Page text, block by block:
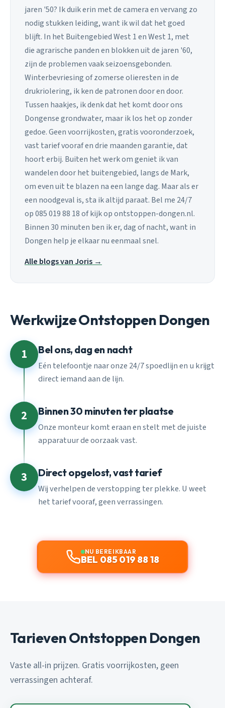
jaren '50? Ik duik erin met de camera en vervang zo
nodig stukken leiding, want ik wil dat het goed
blijft. In het Buitengebied West 1 en West 1, met
die agrarische panden en blokken uit de jaren '60,
zijn de problemen vaak seizoensgebonden.
Winterbevriesing of zomerse olieresten in de
drukriolering, ik ken de patronen door en door.
Tussen haakjes, ik denk dat het komt door ons
Dongense grondwater, maar ik los het op zonder
gedoe. Geen voorrijkosten, gratis vooronderzoek,
vast tarief vooraf en drie maanden garantie, dat
hoort erbij. Buiten het werk om geniet ik van
wandelen door het buitengebied, langs de Mark,
om even uit te blazen na een lange dag. Maar als er
een noodgeval is, sta ik altijd paraat. Bel me 24/7
op 085 019 88 18 of kijk op ontstoppen-dongen.nl.
Binnen 30 minuten ben ik er, dag of nacht, want in
Dongen help je elkaar nu eenmaal snel.
Alle blogs van Joris →
Werkwijze Ontstoppen Dongen
1 Bel ons, dag en nacht
Eén telefoontje naar onze 24/7 spoedlijn en u krijgt
direct iemand aan de lijn.
2 Binnen 30 minuten ter plaatse
Onze monteur komt eraan en stelt met de juiste
apparatuur de oorzaak vast.
3 Direct opgelost, vast tarief
Wij verhelpen de verstopping ter plekke. U weet
het tarief vooraf, geen verrassingen.
NU BEREIKBAAR
BEL 085 019 88 18
Tarieven Ontstoppen Dongen
Vaste all-in prijzen. Gratis voorrijkosten, geen
verrassingen achteraf.